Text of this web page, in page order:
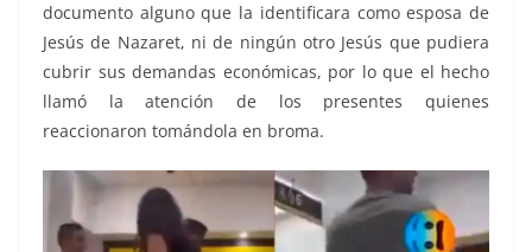
documento alguno que la identificara como esposa de
Jesús de Nazaret, ni de ningún otro Jesús que pudiera
cubrir sus demandas económicas, por lo que el hecho
llamó la atención de los presentes quienes
reaccionaron tomándola en broma.